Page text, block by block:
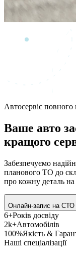
Автосервіс повного
Ваше авто
кращого
Забезпечуємо
планового ТО до
про кожну деталь
Онлайн-запис на СТО
6+Років досвіду
2k+Автомобілів
100%Якість &
Наші спеціалізації